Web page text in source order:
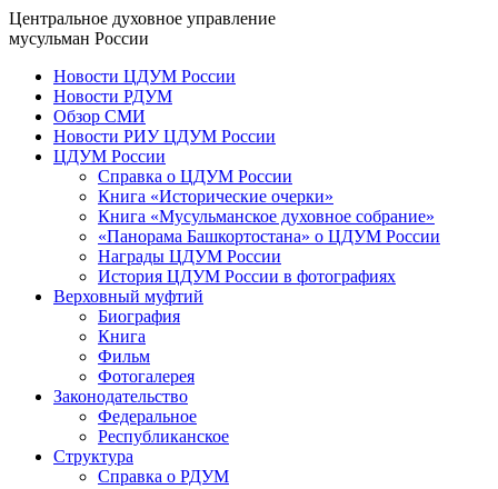
Центральное духовное управление
мусульман России
Новости ЦДУМ России
Новости РДУМ
Обзор СМИ
Новости РИУ ЦДУМ России
ЦДУМ России
Справка о ЦДУМ России
Книга «Исторические очерки»
Книга «Мусульманское духовное собрание»
«Панорама Башкортостана» о ЦДУМ России
Награды ЦДУМ России
История ЦДУМ России в фотографиях
Верховный муфтий
Биография
Книга
Фильм
Фотогалерея
Законодательство
Федеральное
Республиканское
Структура
Справка о РДУМ